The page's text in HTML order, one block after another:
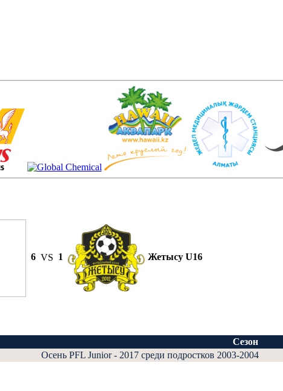
6 VS 1 Жетысу U16
Сезон
Осень PFL Junior - 2017 среди подростков 2003-2004